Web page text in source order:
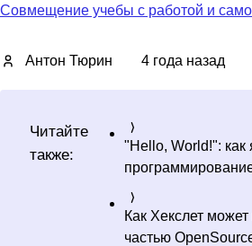
Совмещение учебы с работой и
Антон Тюрин 4 года назад
Читайте
также:
"Hello, World!": как
Как Хекслет
частью